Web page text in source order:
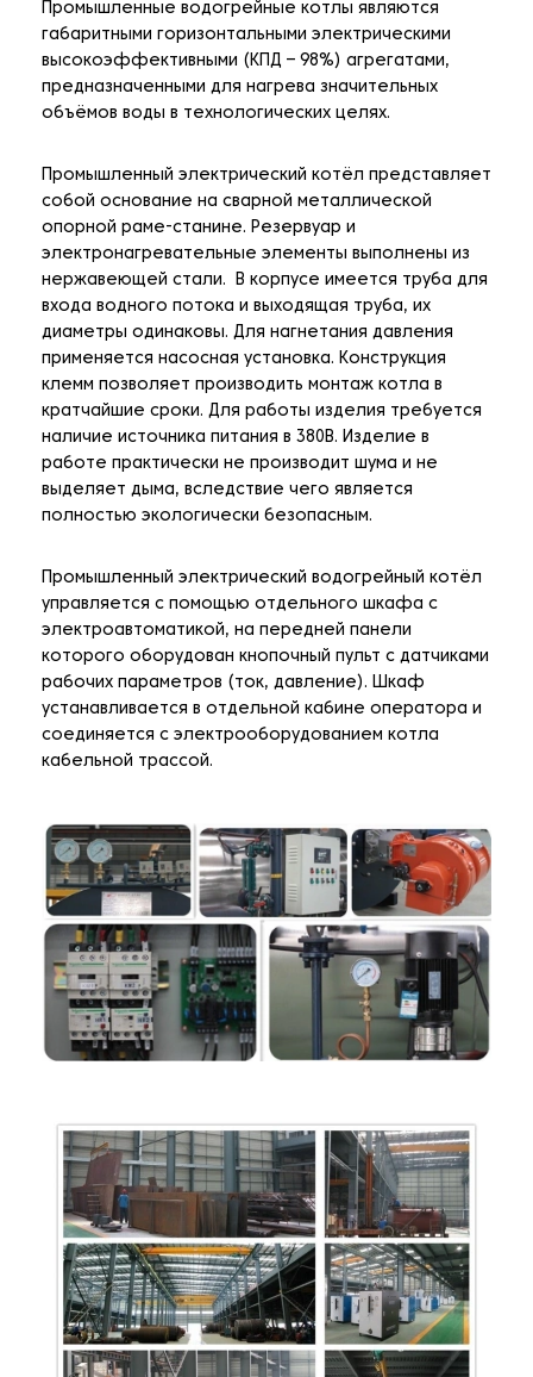
Промышленные водогрейные котлы являются
габаритными горизонтальными электрическими
высокоэффективными (КПД – 98%) агрегатами,
предназначенными для нагрева значительных
объёмов воды в технологических целях.
Промышленный электрический котёл представляет
собой основание на сварной металлической
опорной раме-станине. Резервуар и
электронагревательные элементы выполнены из
нержавеющей стали. В корпусе имеется труба для
входа водного потока и выходящая труба, их
диаметры одинаковы. Для нагнетания давления
применяется насосная установка. Конструкция
клемм позволяет производить монтаж котла в
кратчайшие сроки. Для работы изделия требуется
наличие источника питания в 380В. Изделие в
работе практически не производит шума и не
выделяет дыма, вследствие чего является
полностью экологически безопасным.
Промышленный электрический водогрейный котёл
управляется с помощью отдельного шкафа с
электроавтоматикой, на передней панели
которого оборудован кнопочный пульт с датчиками
рабочих параметров (ток, давление). Шкаф
устанавливается в отдельной кабине оператора и
соединяется с электрооборудованием котла
кабельной трассой.